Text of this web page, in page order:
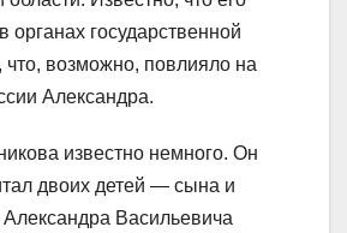
органах государственной
что, возможно, повлияло на
Александра.
известно немного. Он
двоих детей — сына и
Александра Васильевича